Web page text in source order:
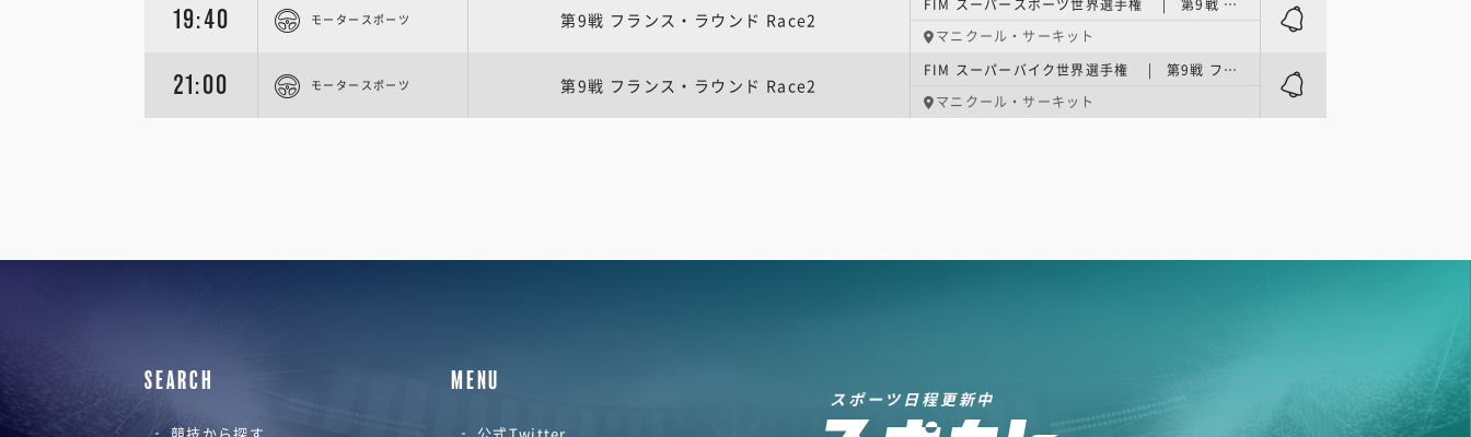
19:40 モータースポーツ 第9戦 フランス・ラウンド Race2
FIM スーパースポーツ世界選手権 | 第9戦 フランス・ラウンド Race2
マニクール・サーキット
21:00 モータースポーツ 第9戦 フランス・ラウンド Race2
FIM スーパーバイク世界選手権 | 第9戦 フランス・ラウンド Race2
マニクール・サーキット
SEARCH MENU
スポーツ日程更新中